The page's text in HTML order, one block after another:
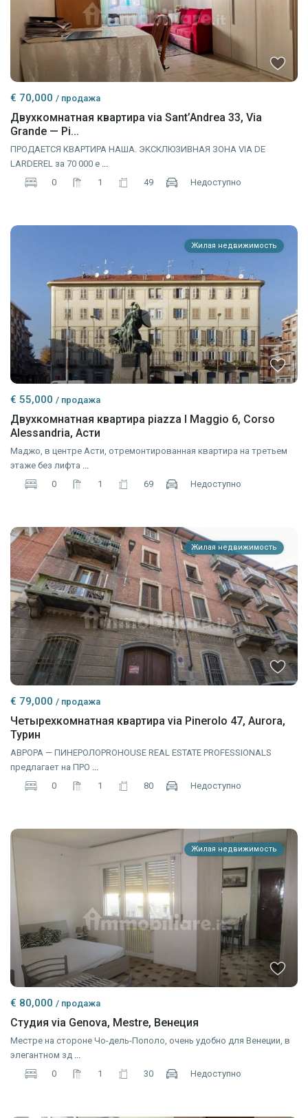
€ 70,000/ продажа
Двухкомнатная квартира via Sant’Andrea 33, Via
Grande — Pi...
ПРОДАЕТСЯ КВАРТИРА НАША. ЭКСКЛЮЗИВНАЯ ЗОНА VIA DE
LARDEREL за 70 000 е ...
0
1 49 Недоступно
Жилая недвижимость
€ 55,000/ продажа
Двухкомнатная квартира piazza I Maggio 6, Corso
Alessandria, Асти
Маджо, в центре Асти, отремонтированная квартира на третьем
этаже без лифта ...
0
1 69 Недоступно
Жилая недвижимость
€ 79,000/ продажа
Четырехкомнатная квартира via Pinerolo 47, Aurora,
Турин
АВРОРА — ПИНЕРОЛОPROHOUSE REAL ESTATE PROFESSIONALS
предлагает на ПРО ...
0
1 80 Недоступно
Жилая недвижимость
€ 80,000/ продажа
Студия via Genova, Mestre, Венеция
Местре на стороне Чо-дель-Пополо, очень удобно для Венеции, в
элегантном зд ...
0
1 30 Недоступно